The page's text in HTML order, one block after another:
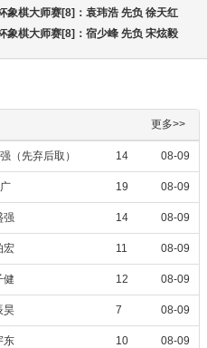
象棋大师赛[8]：袁玮浩 先负 徐天红
象棋大师赛[8]：宿少峰 先负 宋炫毅
更多>>
（先弃后取） 14 08-09
19 08-09
强 14 08-09
宏 11 08-09
健 12 08-09
昊 7 08-09
东 10 08-09